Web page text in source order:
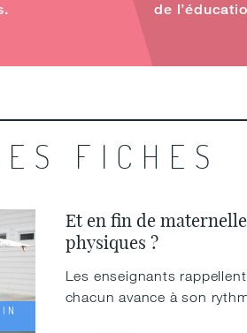
de
FICHES
Et en fin de
physiques ?
Les enseignants
chacun avance à son